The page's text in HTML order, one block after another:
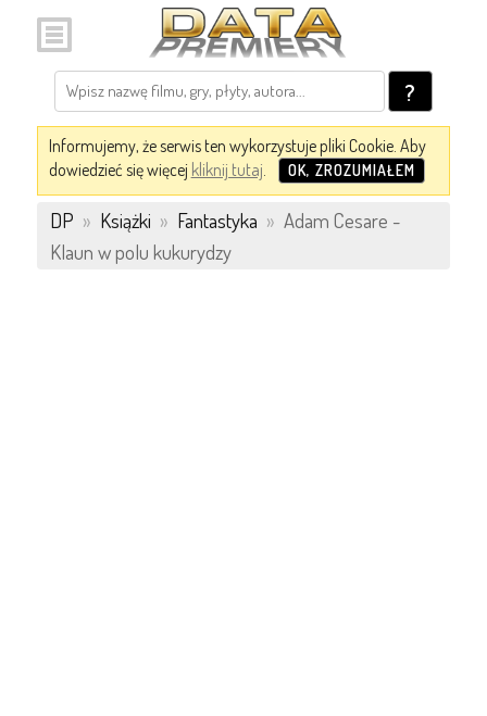
?
Informujemy, że serwis ten wykorzystuje pliki Cookie. Aby
dowiedzieć się więcej kliknij tutaj. OK, ZROZUMIAŁEM
DP » Książki » Fantastyka » Adam Cesare -
Klaun w polu kukurydzy